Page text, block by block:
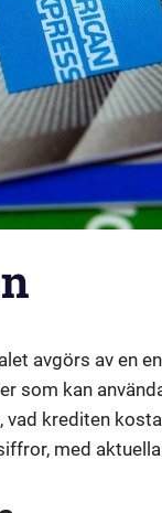
avgörs av en
som kan
krediten
med